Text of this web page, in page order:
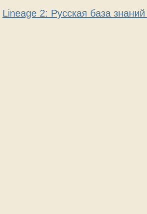
Lineage 2: Русская база